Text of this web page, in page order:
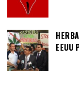
EEUU